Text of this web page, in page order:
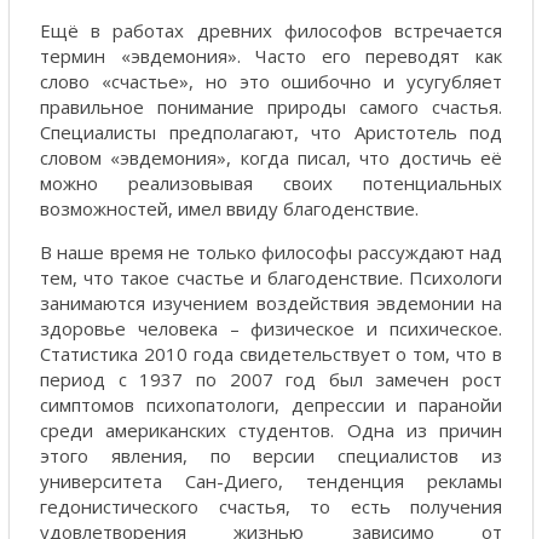
Ещё в работах древних философов встречается
термин «эвдемония». Часто его переводят как
слово «счастье», но это ошибочно и усугубляет
правильное понимание природы самого счастья.
Специалисты предполагают, что Аристотель под
словом «эвдемония», когда писал, что достичь её
можно реализовывая своих потенциальных
возможностей, имел ввиду благоденствие.
В наше время не только философы рассуждают над
тем, что такое счастье и благоденствие. Психологи
занимаются изучением воздействия эвдемонии на
здоровье человека – физическое и психическое.
Статистика 2010 года свидетельствует о том, что в
период с 1937 по 2007 год был замечен рост
симптомов психопатологи, депрессии и паранойи
среди американских студентов. Одна из причин
этого явления, по версии специалистов из
университета Сан-Диего, тенденция рекламы
гедонистического счастья, то есть получения
удовлетворения жизнью зависимо от